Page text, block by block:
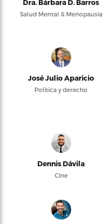
Dra. Bárbara D. Barros
Salud Mental & Menopausia
José Julio Aparicio
Política y derecho
Dennis Dávila
Cine